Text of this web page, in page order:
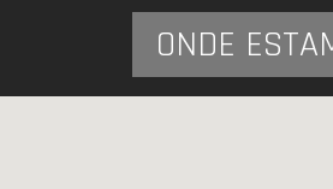
ONDE